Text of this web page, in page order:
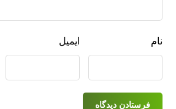
نام ایمیل